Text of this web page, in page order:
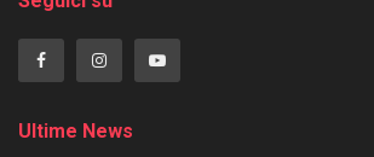
Ultime News